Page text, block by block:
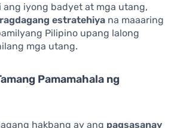
ang iyong badyet at mga utang,
estratehiya na maaaring
Pilipino upang lalong
mga utang.
Pamamahala ng
hakbang ay ang pagsasanay